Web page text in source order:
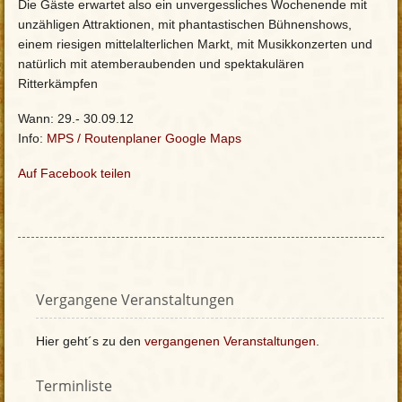
Die Gäste erwartet also ein unvergessliches Wochenende mit
unzähligen Attraktionen, mit phantastischen Bühnenshows,
einem riesigen mittelalterlichen Markt, mit Musikkonzerten und
natürlich mit atemberaubenden und spektakulären
Ritterkämpfen
Wann: 29.- 30.09.12
Info: MPS / Routenplaner Google Maps
Auf Facebook teilen
Vergangene Veranstaltungen
Hier geht´s zu den vergangenen Veranstaltungen
Terminliste